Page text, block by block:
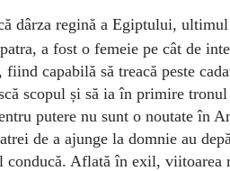
dârza regină a Egiptului,
a fost o femeie pe cât de
fiind capabilă să treacă peste
scopul și să ia în primire tronul
putere nu sunt o noutate în
de a ajunge la domnie au
conducă. Aflată în exil, viitoarea